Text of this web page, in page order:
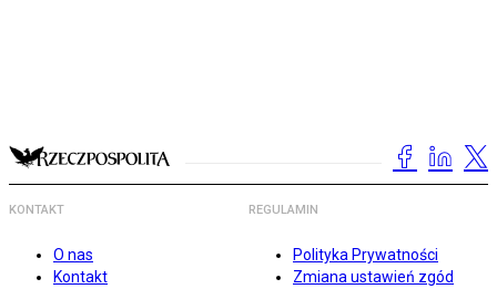
KONTAKT
O nas
Kontakt
REGULAMIN
Polityka Prywatności
Zmiana ustawień zgód